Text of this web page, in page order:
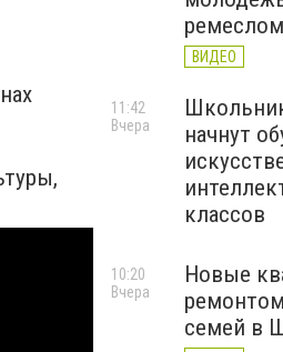
ремеслом
ВИДЕО
начнут
классов
11:42
Вчера
Новые
семей в
10:20
Вчера